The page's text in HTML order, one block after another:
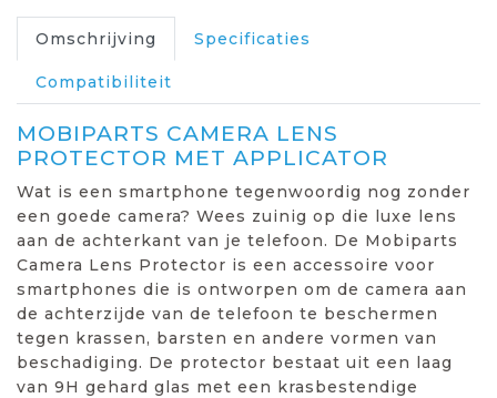
Omschrijving Specificaties
Compatibiliteit
MOBIPARTS CAMERA LENS
PROTECTOR MET APPLICATOR
Wat is een smartphone tegenwoordig nog zonder
een goede camera? Wees zuinig op die luxe lens
aan de achterkant van je telefoon. De Mobiparts
Camera Lens Protector is een accessoire voor
smartphones die is ontworpen om de camera aan
de achterzijde van de telefoon te beschermen
tegen krassen, barsten en andere vormen van
beschadiging. De protector bestaat uit een laag
van 9H gehard glas met een krasbestendige